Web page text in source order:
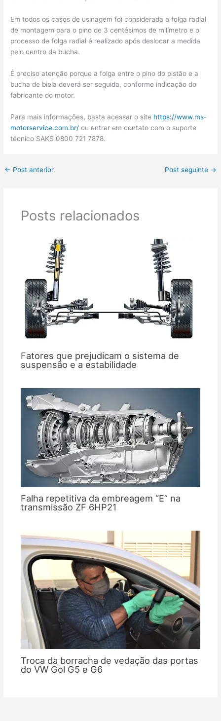
Em todos os casos de usinagem foi considerada a folga radial
de montagem para o pino de 3 centésimos de milímetro e o
processo de folga radial é realizado após deslocar a medida
pelo centro da bucha.
É preciso atenção porque a folga entre o pino do pistão e a
bucha de biela deverá ser seguida, conforme indicação do
fabricante do motor.
Para mais informações, basta acessar o site https://www.ms-
motorservice.com.br/ ou entrar em contato com o suporte
técnico SAKS 0800 721 7878.
← Post anterior Post seguinte →
Posts relacionados
Fatores que prejudicam o sistema de
suspensão e a estabilidade
Falha repetitiva da embreagem “E” na
transmissão ZF 6HP21
Troca da borracha de vedação das portas
do VW Gol G5 e G6